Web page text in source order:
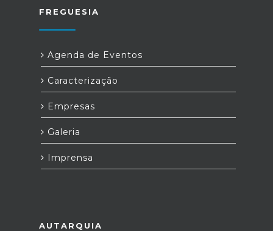
FREGUESIA
Agenda de Eventos
Caracterização
Empresas
Galeria
Imprensa
AUTARQUIA